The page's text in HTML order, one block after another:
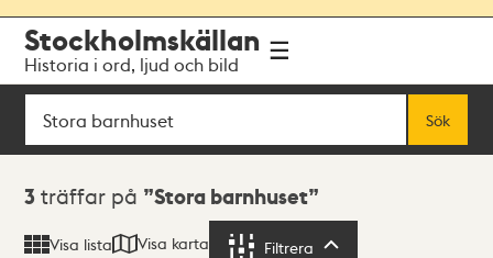
navigationen
huvudinnehållet
Stockholmskällan
Historia i ord, ljud och bild
Sök
Sök
Sökresultat
3 träffar på Stora barnhuset
Visa lista Visa karta Filtrera